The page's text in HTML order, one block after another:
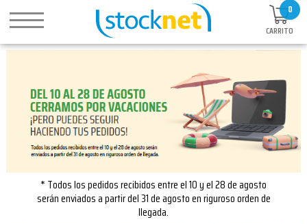
0
CARRITO
* Todos los pedidos recibidos entre el 10 y el 28 de agosto
serán enviados a partir del 31 de agosto en riguroso orden de
llegada.